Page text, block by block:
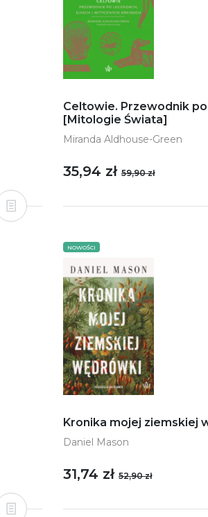
Celtowie. Przewodnik
[Mitologie Świata]
Miranda Aldhouse-Green
35,94 zł 59,90 zł
NOWOŚCI
Kronika mojej ziemskiej
Daniel Mason
31,74 zł 52,90 zł